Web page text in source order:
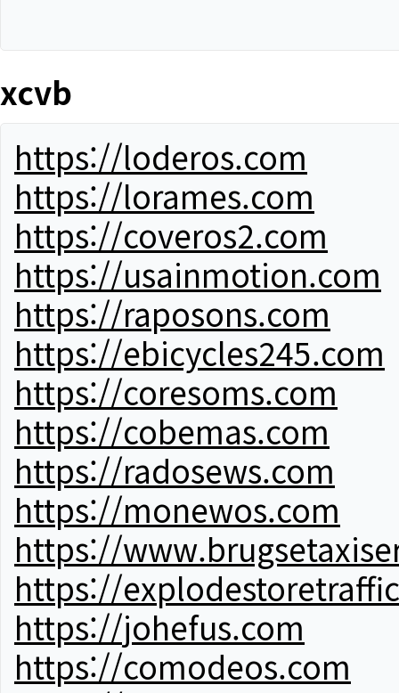
xcvb
https://loderos.com
https://lorames.com
https://coveros2.com
https://usainmotion.com
https://raposons.com
https://ebicycles245.com
https://coresoms.com
https://cobemas.com
https://radosews.com
https://monewos.com
https://
https://
https://johefus.com
https://comodeos.com